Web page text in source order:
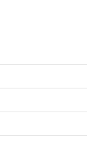
Rektor
By Admin